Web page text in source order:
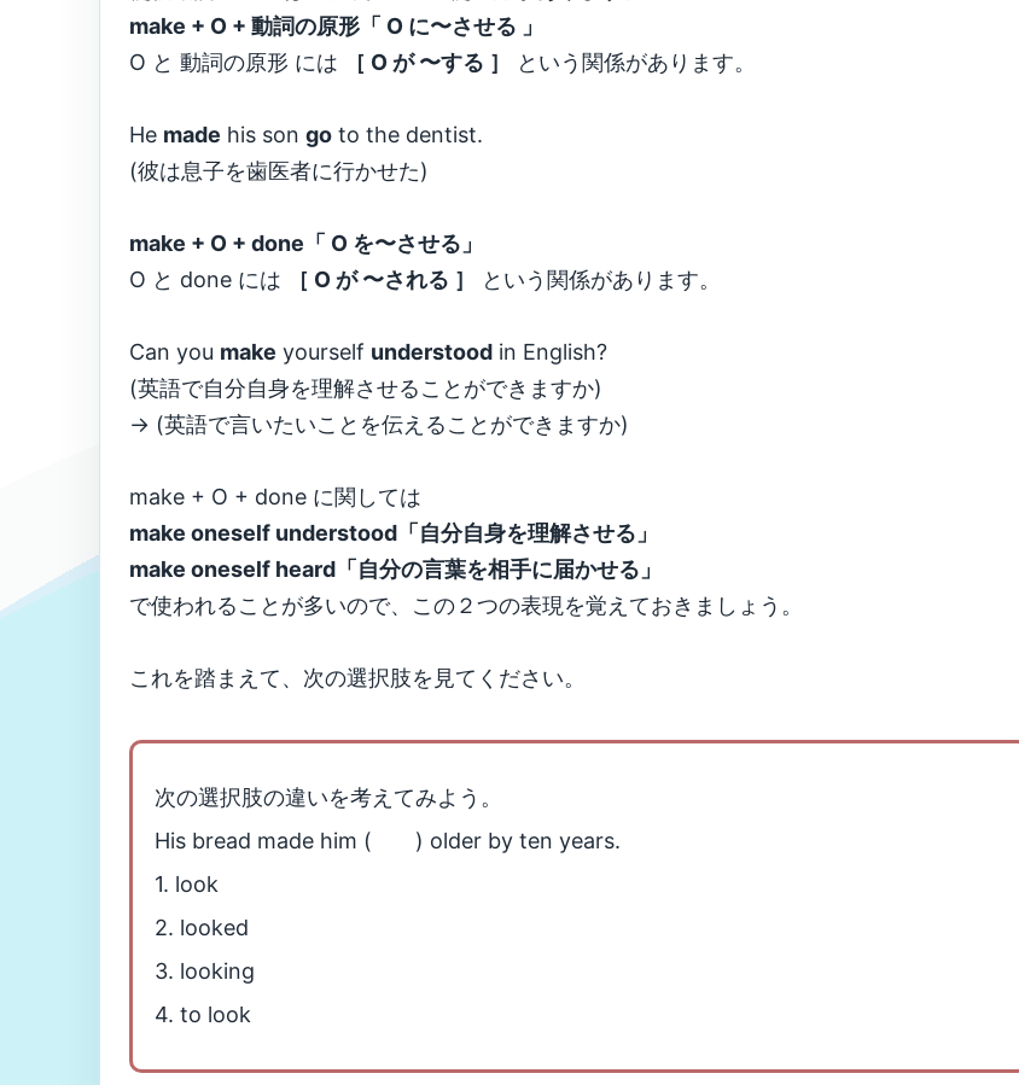
make + O + 動詞の原形「 O に〜させる 」
O と 動詞の原形 には
［ O が 〜する ］ という関係があります。
He made his son go to the dentist.
(彼は息子を歯医者に行かせた)
make + O + done「 O を〜させる」
O と done には
［ O が 〜される ］ という関係があります。
Can you make yourself understood in English?
(英語で自分自身を理解させることができますか)
→ (英語で言いたいことを伝えることができますか)
make + O + done に関しては
make oneself understood「自分自身を理解させる」
make oneself heard「自分の言葉を相手に届かせる」
で使われることが多いので、この２つの表現を覚えておきましょう。
これを踏まえて、次の選択肢を見てください。
次の選択肢の違いを考えてみよう。
His bread made him ( ) older by ten years.
1. look
2. looked
3. looking
4. to look